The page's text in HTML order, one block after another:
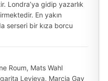
Londra’ya gidip yazarlık
En yakın
serseri bir kıza borcu
Roum, Mats Wahl
Levieva, Marcia Gay